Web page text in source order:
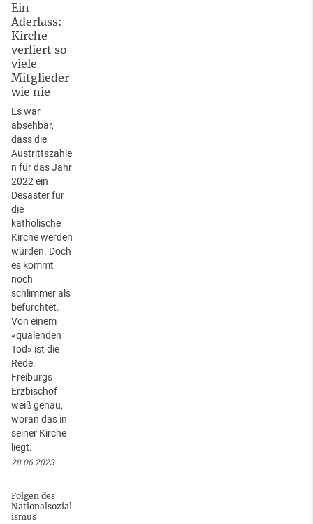
Ein
Aderlass:
Kirche
verliert so
viele
Mitglieder
wie nie
Es war
absehbar,
dass die
Austrittszahle
n für das Jahr
2022 ein
Desaster für
die
katholische
Kirche werden
würden. Doch
es kommt
noch
schlimmer als
befürchtet.
Von einem
«quälenden
Tod» ist die
Rede.
Freiburgs
Erzbischof
weiß genau,
woran das in
seiner Kirche
liegt.
28.06.2023
Folgen des
Nationalsozial
ismus